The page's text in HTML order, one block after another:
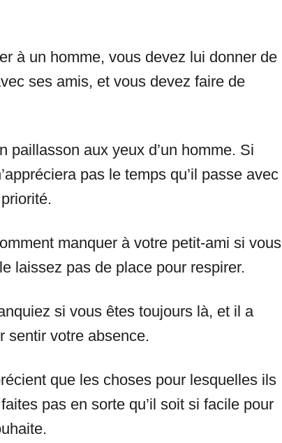
à un homme, vous devez lui donner de
ses amis, et vous devez faire de
paillasson aux yeux d’un homme. Si
pas le temps qu’il passe avec
manquer à votre petit-ami si vous
laissez pas de place pour respirer.
si vous êtes toujours là, et il a
sentir votre absence.
que les choses pour lesquelles ils
pas en sorte qu’il soit si facile pour